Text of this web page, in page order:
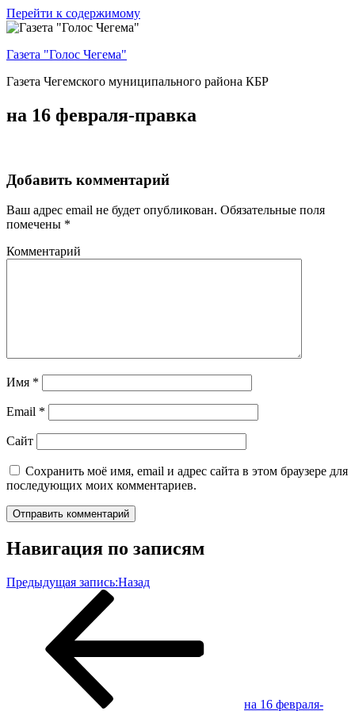
Перейти к содержимому
Газета "Голос Чегема"
Газета Чегемского муниципального района КБР
на 16 февраля-правка
Добавить комментарий
Ваш адрес email не будет опубликован. Обязательные поля
помечены *
Комментарий
Имя *
Email *
Сайт
Сохранить моё имя, email и адрес сайта в этом браузере для
последующих моих комментариев.
Навигация по записям
Предыдущая запись:Назад
на 16 февраля-